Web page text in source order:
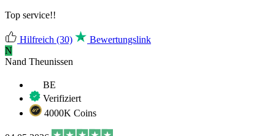
Top service!!
Hilfreich (30)
Bewertungslink
N
Nand Theunissen
BE
Verifiziert
4000K Coins